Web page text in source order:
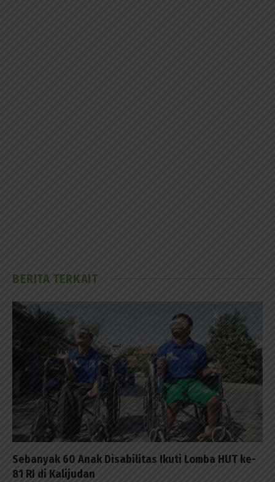
BERITA TERKAIT
Sebanyak 60 Anak Disabilitas Ikuti Lomba HUT ke-
81 RI di Kalijudan